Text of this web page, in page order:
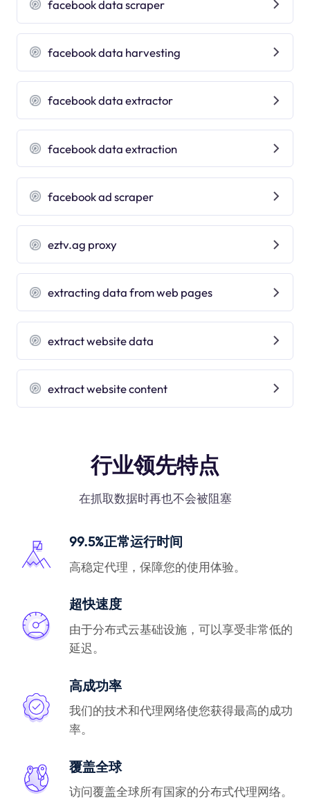
facebook data scraper
facebook data harvesting
facebook data extractor
facebook data extraction
facebook ad scraper
eztv.ag proxy
extracting data from web pages
extract website data
extract website content
行业领先特点
在抓取数据时再也不会被阻塞
99.5%正常运行时间
高稳定代理，保障您的使用体验。
超快速度
由于分布式云基础设施，可以享受非常低的
延迟。
高成功率
我们的技术和代理网络使您获得最高的成功
率。
覆盖全球
访问覆盖全球所有国家的分布式代理网络。